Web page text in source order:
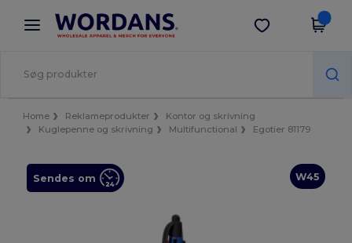
× Wordans-app
Bedre priser i appen!
Hent app
Home Reklameprodukter
Kontor og skrivning
Kuglepenne og skrivning
Multifunctional Egotier 81179
W45
Sendes om